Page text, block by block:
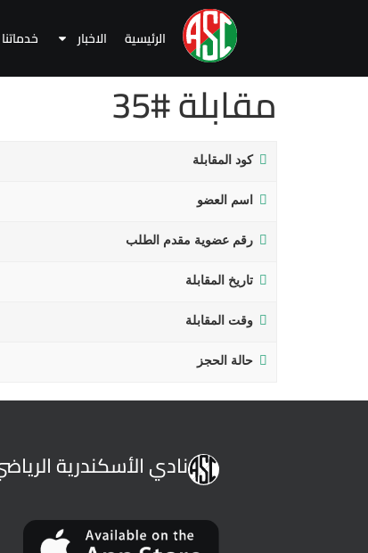
الرئيسية الاخبار خدماتنا
مقابلة #35
كود المقابلة
اسم العضو
رقم عضوية مقدم الطلب
تاريخ المقابلة
وقت المقابلة
حالة الحجز
نادي الأسكندرية